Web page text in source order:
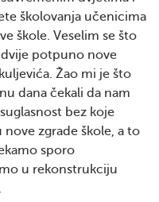
školovanja učenicima
škole. Veselim se što
potpuno nove
Žao mi je što
dana čekali da nam
bez koje
zgrade škole, a to
sporo
u rekonstrukciju